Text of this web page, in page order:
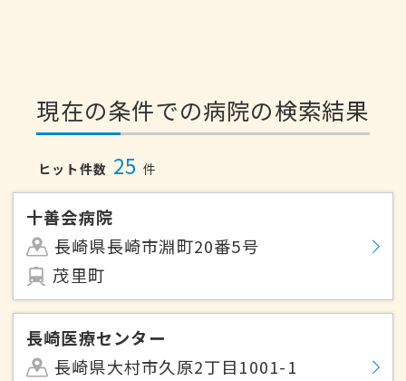
現在の条件での病院の検索結果
ヒット件数 25 件
十善会病院
長崎県長崎市淵町20番5号
茂里町
長崎医療センター
長崎県大村市久原2丁目1001-1